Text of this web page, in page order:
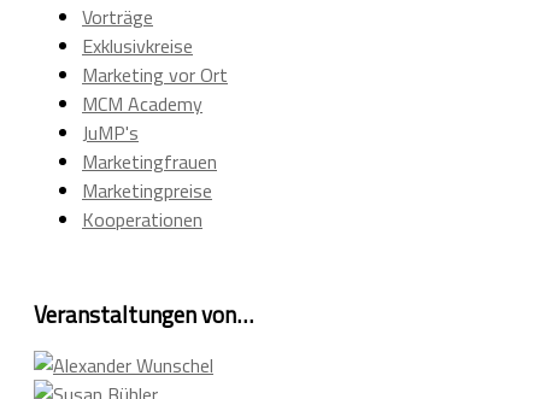
Vorträge
Exklusivkreise
Marketing vor Ort
MCM Academy
JuMP's
Marketingfrauen
Marketingpreise
Kooperationen
Veranstaltungen von…